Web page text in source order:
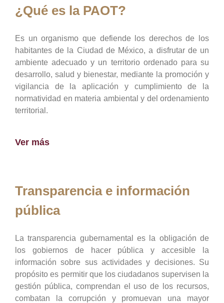
¿Qué es la PAOT?
Es un organismo que defiende los derechos de los
habitantes de la Ciudad de México, a disfrutar de un
ambiente adecuado y un territorio ordenado para su
desarrollo, salud y bienestar, mediante la promoción y
vigilancia de la aplicación y cumplimiento de la
normatividad en materia ambiental y del ordenamiento
territorial.
Ver más
Transparencia e información
pública
La transparencia gubernamental es la obligación de
los gobiernos de hacer pública y accesible la
información sobre sus actividades y decisiones. Su
propósito es permitir que los ciudadanos supervisen la
gestión pública, comprendan el uso de los recursos,
combatan la corrupción y promuevan una mayor